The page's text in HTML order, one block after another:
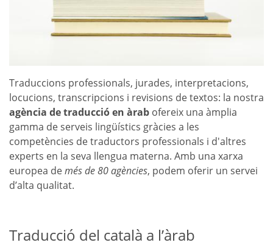
Traduccions professionals, jurades, interpretacions,
locucions, transcripcions i revisions de textos: la nostra
agència de traducció en àrab ofereix una àmplia
gamma de serveis lingüístics gràcies a les
competències de traductors professionals i d'altres
experts en la seva llengua materna. Amb una xarxa
europea demés de 80 agències, podem oferir un servei
d’alta qualitat.
Traducció del català a l’àrab